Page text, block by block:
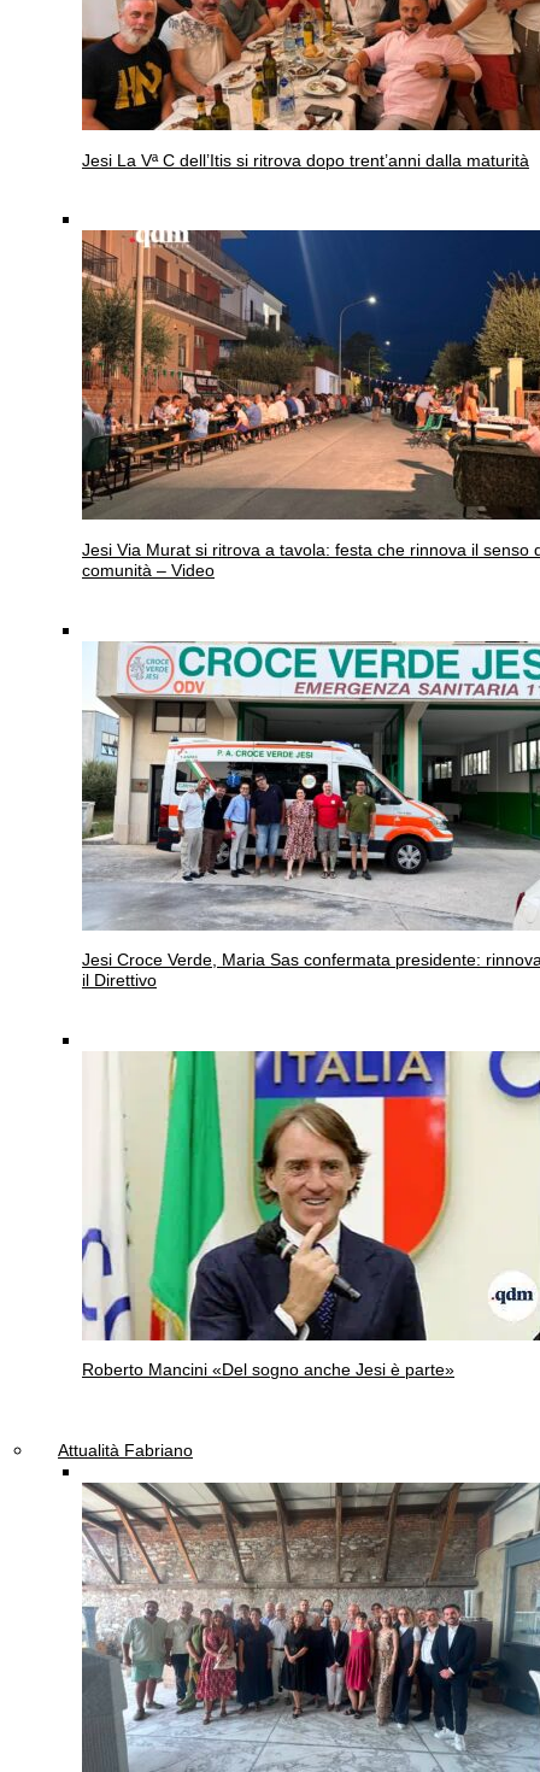
Jesi La Vª C dell’Itis si ritrova dopo trent’anni dalla maturità
Jesi Via Murat si ritrova a tavola: festa che rinnova il senso
comunità – Video
Jesi Croce Verde, Maria Sas confermata presidente:
il Direttivo
Roberto Mancini «Del sogno anche Jesi è parte»
Attualità Fabriano